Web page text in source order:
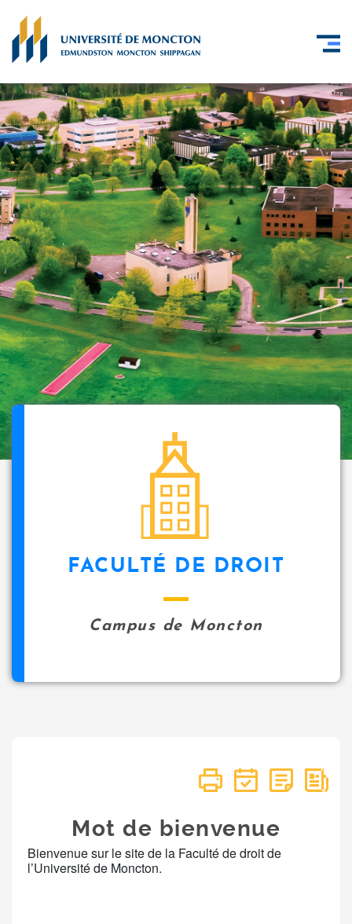
FACULTÉ DE DROIT
Campus de Moncton
Mot de bienvenue
Bienvenue sur le site de la Faculté de droit de
l’Université de Moncton.